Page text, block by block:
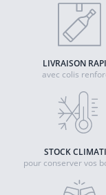
LIVRAISON
avec colis
STOCK
pour conserver vos